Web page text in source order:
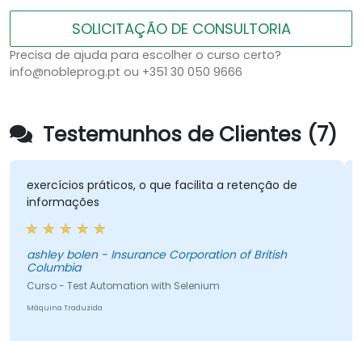
SOLICITAÇÃO DE CONSULTORIA
Precisa de ajuda para escolher o curso certo?
info@nobleprog.pt ou +351 30 050 9666
Testemunhos de Clientes (7)
exercícios práticos, o que facilita a retenção de
informações
ashley bolen - Insurance Corporation of British
Columbia
Curso - Test Automation with Selenium
Máquina Traduzida